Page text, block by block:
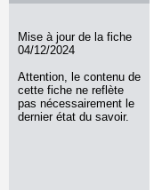
Mise à jour de la fiche
04/12/2024
Attention, le contenu de
cette fiche ne reflète
pas nécessairement le
dernier état du savoir.